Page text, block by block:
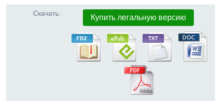
Скачать: Купить легальную версию